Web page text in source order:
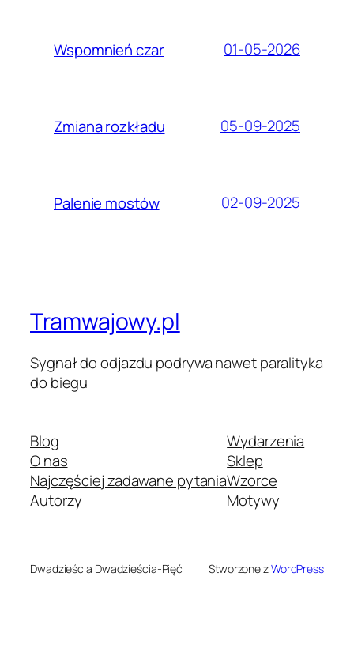
Wspomnień czar 01-05-2026
Zmiana rozkładu 05-09-2025
Palenie mostów 02-09-2025
Tramwajowy.pl
Sygnał do odjazdu podrywa nawet paralityka
do biegu
Blog
O nas
Najczęściej zadawane pytania
Autorzy
Wydarzenia
Sklep
Wzorce
Motywy
Dwadzieścia Dwadzieścia-Pięć Stworzone zWordPress